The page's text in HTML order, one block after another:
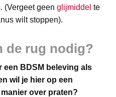
(Vergeet geen glijmiddel te
wilt stoppen).
de rug nodig?
een BDSM beleving als
wil je hier op een
over praten?